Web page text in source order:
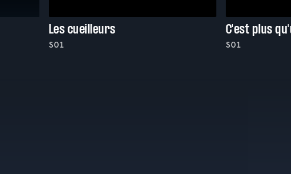
Les cueilleurs
S01
C'est plus
S01